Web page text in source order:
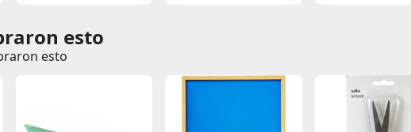
clientes
que compraron este producto
esto
esto